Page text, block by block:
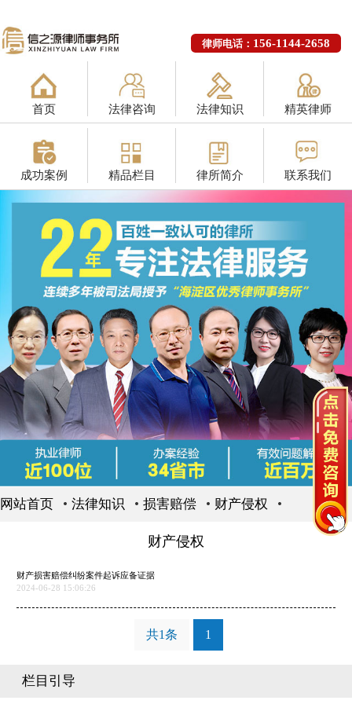
律师电话： 156-1144-2658
首页 法律咨询 法律知识 精英律师
成功案例 精品栏目 律所简介 联系我们
网站首页 法律知识 损害赔偿 财产侵权
财产侵权
财产损害赔偿纠纷案件起诉应备证据
2024-06-28 15:06:26
共1条 1
栏目引导